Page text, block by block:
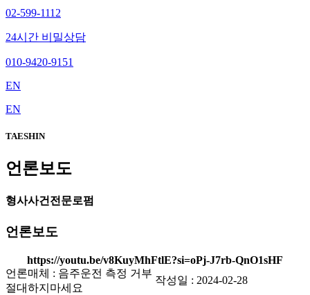
02-599-1112
24시간 비밀상담
010-9420-9151
EN
EN
TAESHIN
언론보도
형사사건전문로펌
언론보도
https://youtu.be/v8KuyMhFtlE?si=oPj-J7rb-QnO1sHF
언론매체 : 음주운전 측정 거부
절대하지마세요
작성일 : 2024-02-28